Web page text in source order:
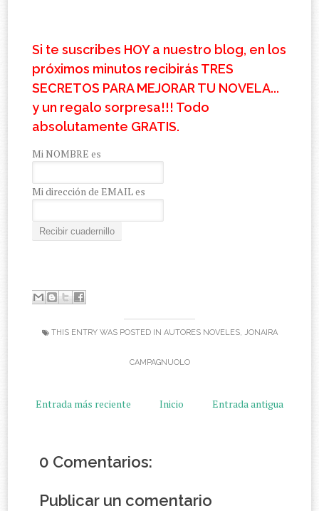
Si te suscribes HOY a nuestro blog, en los
próximos minutos recibirás TRES
SECRETOS PARA MEJORAR TU NOVELA...
y un regalo sorpresa!!! Todo
absolutamente GRATIS.
Mi NOMBRE es
Mi dirección de EMAIL es
THIS ENTRY WAS POSTED IN AUTORES NOVELES, JONAIRA
CAMPAGNUOLO
Entrada más reciente Entrada antigua
Inicio
0 Comentarios:
Publicar un comentario